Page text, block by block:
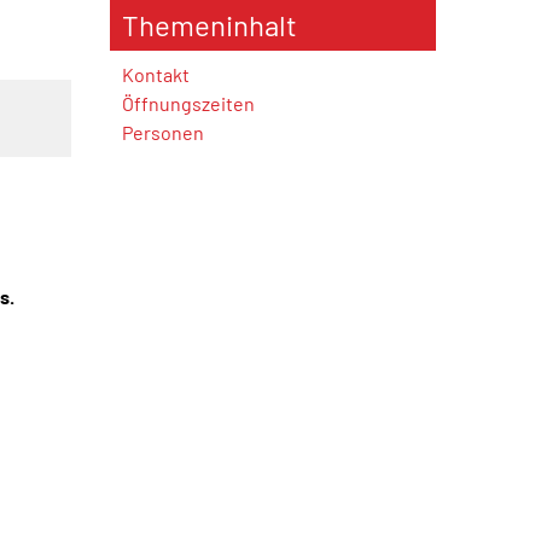
Themeninhalt
Kontakt
Öffnungszeiten
Personen